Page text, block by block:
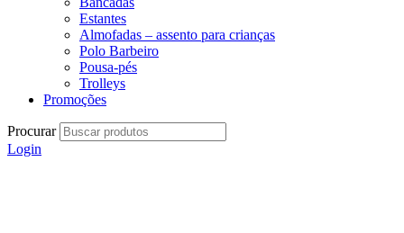
Estantes
Almofadas – assento para crianças
Polo Barbeiro
Pousa-pés
Trolleys
Promoções
Procurar
Login